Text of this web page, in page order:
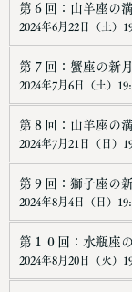
第６回：山羊座の
2024年6月22日（土）
第７回：蟹座の新月
2024年7月6日（土）
第８回：山羊座の
2024年7月21日（日）
第９回：獅子座の
2024年8月4日（日）
第１０回：水瓶座
2024年8月20日（火）